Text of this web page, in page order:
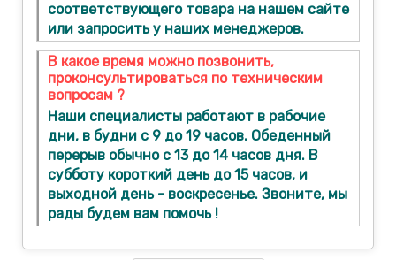
соответствующего товара на нашем сайте
или запросить у наших менеджеров.
В какое время можно позвонить,
проконсультироваться по техническим
вопросам ?
Наши специалисты работают в рабочие
дни, в будни с 9 до 19 часов. Обеденный
перерыв обычно с 13 до 14 часов дня. В
субботу короткий день до 15 часов, и
выходной день - воскресенье. Звоните, мы
рады будем вам помочь !